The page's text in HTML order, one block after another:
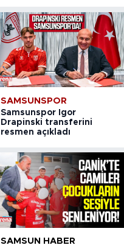
SAMSUNSPOR
Samsunspor Igor
Drapinski transferini
resmen açıkladı
SAMSUN HABER